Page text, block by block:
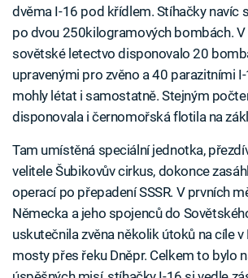
dvěma I-16 pod křídlem. Stíhačky navíc
po dvou 250kilogramových bombách.
sovětské letectvo disponovalo 20
upravenými pro zvěno a 40 parazitními
mohly létat i samostatně. Stejným
disponovala i černomořská flotila na
Tam umístěná speciální jednotka,
velitele Šubikovův cirkus, dokonce
operací po přepadení SSSR. V prvních
Německa a jeho spojenců do
uskutečnila zvěna několik útoků na cíle v
mosty přes řeku Dněpr. Celkem to bylo